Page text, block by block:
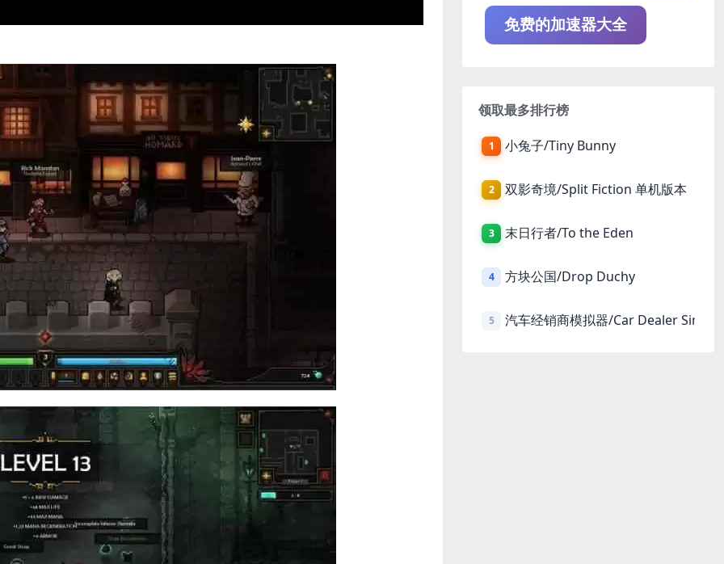
免费的加速器大全
领取最多排行榜
1 小兔子/Tiny Bunny
2 双影奇境/Split Fiction 单机版本
3 末日行者/To the Eden
4 方块公国/Drop Duchy
5 汽车经销商模拟器/Car Dealer